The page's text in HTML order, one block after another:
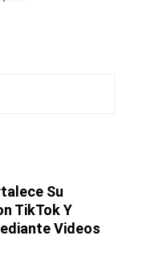
Su
TikTok Y
Videos